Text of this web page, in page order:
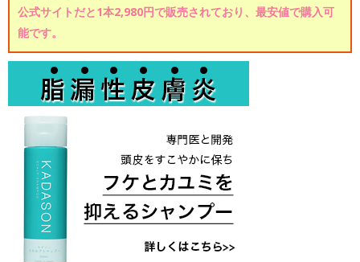
公式サイトだと1本2,980円で販売されており、最安値で購入可
能です。